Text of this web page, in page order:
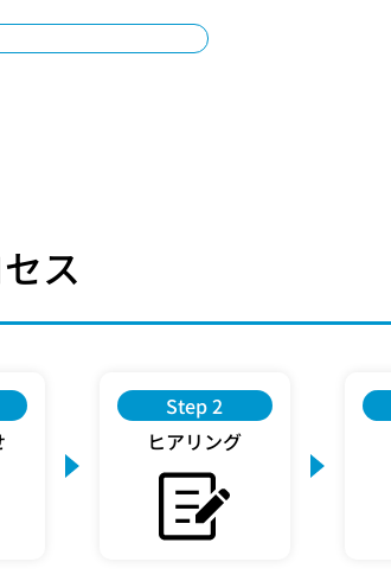
ス
Step 2
ヒアリング